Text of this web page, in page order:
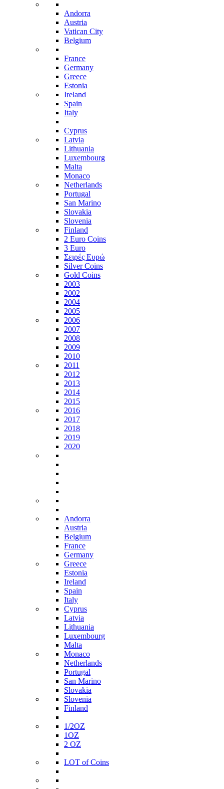
Andorra
Austria
Vatican City
Belgium
France
Germany
Greece
Estonia
Ireland
Spain
Italy
Cyprus
Latvia
Lithuania
Luxembourg
Malta
Monaco
Netherlands
Portugal
San Marino
Slovakia
Slovenia
Finland
2 Euro Coins
3 Euro
Σειρές Ευρώ
Silver Coins
Gold Coins
2003
2002
2004
2005
2006
2007
2008
2009
2010
2011
2012
2013
2014
2015
2016
2017
2018
2019
2020
Andorra
Austria
Belgium
France
Germany
Greece
Estonia
Ireland
Spain
Italy
Cyprus
Latvia
Lithuania
Luxembourg
Malta
Monaco
Netherlands
Portugal
San Marino
Slovakia
Slovenia
Finland
1/2ΟΖ
1ΟΖ
2 OZ
LOT of Coins